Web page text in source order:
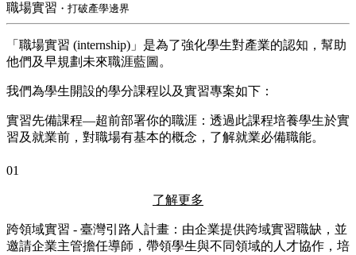
職場實習 ・打破產學邊界
「職場實習 (internship)」是為了強化學生對產業的認知，幫助
他們及早規劃未來職涯藍圖。
我們為學生開設的學分課程以及實習專案如下：
實習先備課程—超前部署你的職涯：透過此課程培養學生於實
習及就業前，對職場有基本的概念，了解就業必備職能。
01
了解更多
跨領域實習 - 臺灣引路人計畫：由企業提供跨域實習職缺，並
邀請企業主管擔任導師，帶領學生與不同領域的人才協作，培